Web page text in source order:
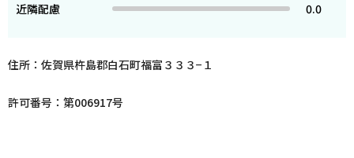
近隣配慮
0.0
住所：佐賀県杵島郡白石町福富３３３−１
許可番号：第006917号